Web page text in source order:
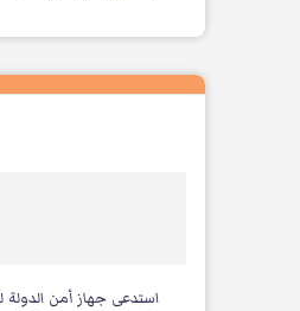
استدعى جهاز أمن الدولة